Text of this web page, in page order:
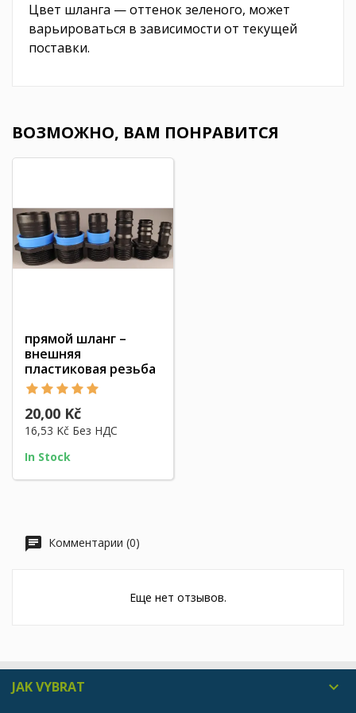
Цвет шланга — оттенок зеленого, может
варьироваться в зависимости от текущей
поставки.
ВОЗМОЖНО, ВАМ ПОНРАВИТСЯ
прямой шланг –
внешняя
пластиковая резьба
20,00 Kč
16,53 Kč Без НДС
In Stock
Комментарии (0)
Еще нет отзывов.
JAK VYBRAT 